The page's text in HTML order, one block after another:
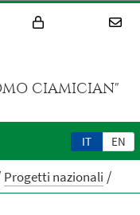
CIAMICIAN"
IT EN
Progetti nazionali